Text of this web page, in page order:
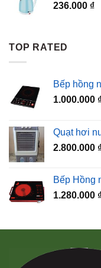
236.000 ₫
TOP RATED
Bếp hồng
1.000.000
Quạt hơi
2.800.000
Bếp Hồng
1.280.000